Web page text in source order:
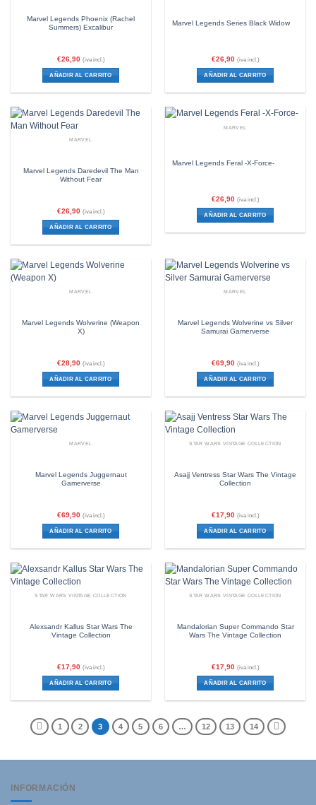
Marvel Legends Phoenix (Rachel
Summers) Excalibur
€26,90 (iva incl.)
AÑADIR AL CARRITO
Marvel Legends Series Black Widow
€26,90 (iva incl.)
AÑADIR AL CARRITO
MARVEL
Marvel Legends Daredevil The Man
Without Fear
€26,90 (iva incl.)
AÑADIR AL CARRITO
MARVEL
Marvel Legends Feral -X-Force-
€26,90 (iva incl.)
AÑADIR AL CARRITO
MARVEL
Marvel Legends Wolverine (Weapon
X)
€28,90 (iva incl.)
AÑADIR AL CARRITO
MARVEL
Marvel Legends Wolverine vs Silver
Samurai Gamerverse
€69,90 (iva incl.)
AÑADIR AL CARRITO
MARVEL
Marvel Legends Juggernaut
Gamerverse
€69,90 (iva incl.)
AÑADIR AL CARRITO
STAR WARS VINTAGE COLLECTION
Asajj Ventress Star Wars The Vintage
Collection
€17,90 (iva incl.)
AÑADIR AL CARRITO
STAR WARS VINTAGE COLLECTION
Alexsandr Kallus Star Wars The
Vintage Collection
€17,90 (iva incl.)
AÑADIR AL CARRITO
STAR WARS VINTAGE COLLECTION
Mandalorian Super Commando Star
Wars The Vintage Collection
€17,90 (iva incl.)
AÑADIR AL CARRITO
1 2 3 4 5 6 … 12 13 14
INFORMACIÓN